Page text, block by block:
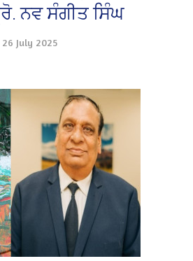
ਨਵ ਸੰਗੀਤ ਸਿੰਘ
26 July 2025